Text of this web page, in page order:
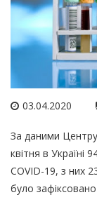
03.04.2020
За даними
квітня в Україні
COVID-19, з них
було